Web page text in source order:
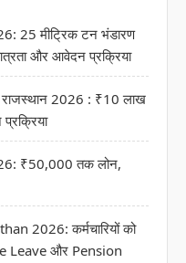
25 मीट्रिक टन भंडारण
और आवेदन प्रक्रिया
राजस्थान 2026 : ₹10 लाख
₹50,000 तक लोन,
2026: कर्मचारियों को
Leave और Pension